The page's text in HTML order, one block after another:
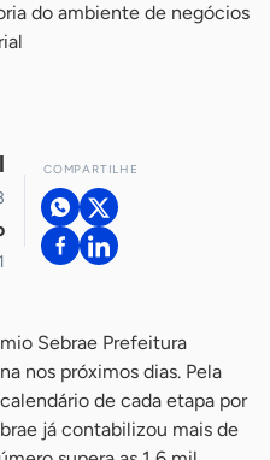
do ambiente de negócios
COMPARTILHE
Sebrae Prefeitura
nos próximos dias. Pela
de cada etapa por
já contabilizou mais de